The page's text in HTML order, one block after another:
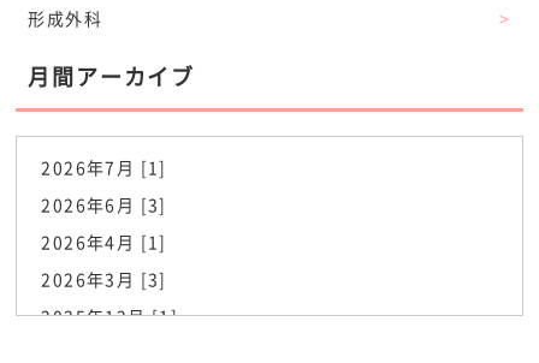
形成外科
>
月間アーカイブ
2026年7月 [1]
2026年6月 [3]
2026年4月 [1]
2026年3月 [3]
2025年12月 [1]